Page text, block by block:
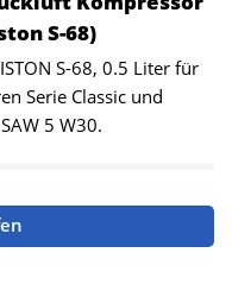
S-68)
S-68, 0.5 Liter für
Serie Classic und
5 W30.